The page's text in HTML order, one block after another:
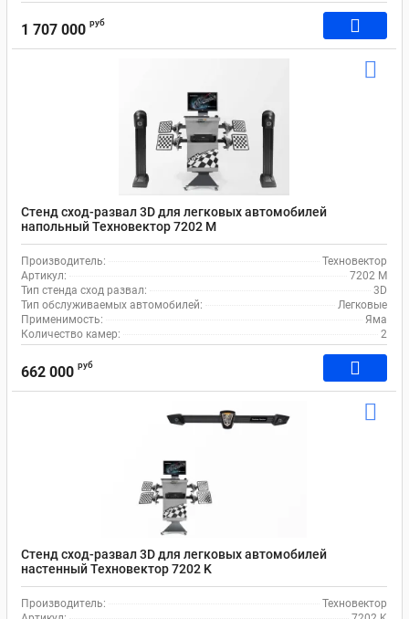
1 707 000 руб
Стенд сход-развал 3D для легковых автомобилей
напольный Техновектор 7202 M
Производитель:
Техновектор
Артикул:
7202 M
Тип стенда сход развал:
3D
Тип обслуживаемых автомобилей:
Легковые
Применимость:
Яма
Количество камер:
2
662 000 руб
Стенд сход-развал 3D для легковых автомобилей
настенный Техновектор 7202 K
Производитель:
Техновектор